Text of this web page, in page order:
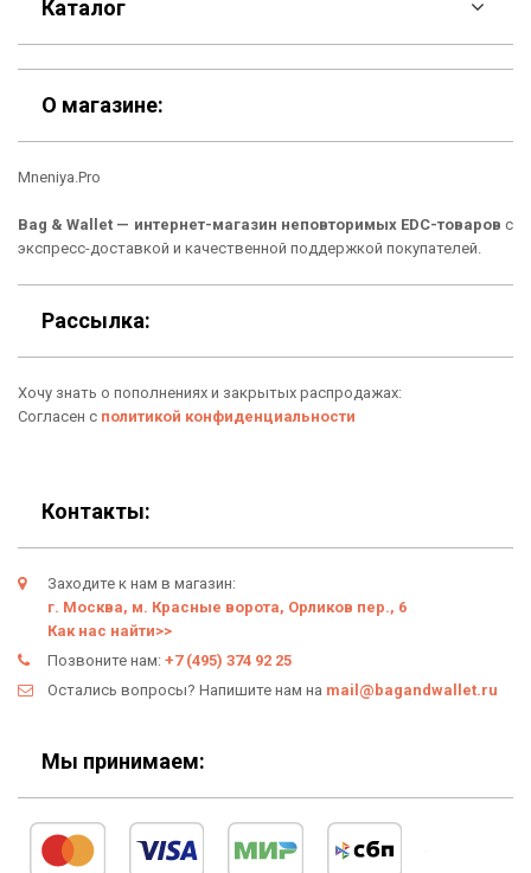
Контакты
Шоурум
Материалы
Подарочные сертификаты
О нас
Отзывы о Bag & Wallet
Гарантия
Условия возврата
Оферта
Политика конфиденциальности
Каталог
Скидки
Кошельки
Сумки
Новинки
Подарки
О магазине:
Mneniya.Pro
Bag & Wallet — интернет-магазин неповторимых EDC-товаров с
экспресс-доставкой и качественной поддержкой покупателей.
Рассылка:
Хочу знать о пополнениях и закрытых распродажах:
Согласен с политикой конфиденциальности
Контакты:
Заходите к нам в магазин:
г. Москва, м. Красные ворота, Орликов пер., 6
Как нас найти>>
Позвоните нам: +7 (495) 374 92 25
Остались вопросы? Напишите нам на mail@bagandwallet.ru
Мы принимаем: